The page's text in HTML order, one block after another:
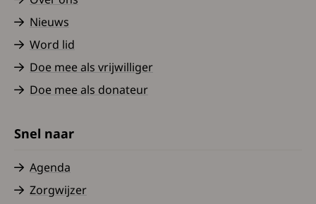
Nieuws
Word lid
Doe mee als vrijwilliger
Doe mee als donateur
Snel naar
Agenda
Zorgwijzer